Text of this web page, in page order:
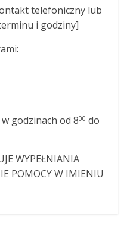
telefoniczny lub
i godziny]
godzinach od 800 do
WYPEŁNIANIA
POMOCY W IMIENIU